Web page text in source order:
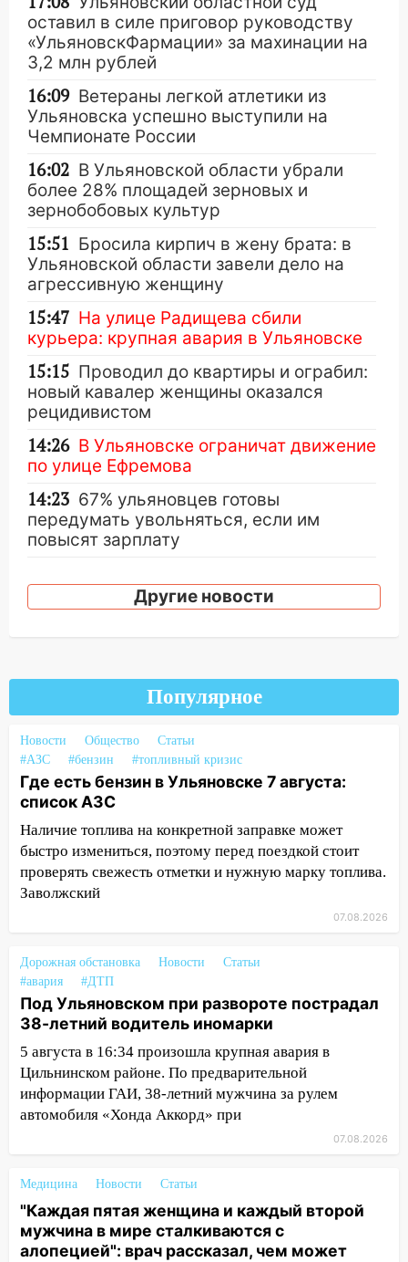
оставил в силе приговор руководству
«УльяновскФармации» за махинации на
3,2 млн рублей
16:09 Ветераны легкой атлетики из
Ульяновска успешно выступили на
Чемпионате России
16:02 В Ульяновской области убрали
более 28% площадей зерновых и
зернобобовых культур
15:51 Бросила кирпич в жену брата: в
Ульяновской области завели дело на
агрессивную женщину
15:47 На улице Радищева сбили
курьера: крупная авария в Ульяновске
15:15 Проводил до квартиры и ограбил:
новый кавалер женщины оказался
рецидивистом
14:26 В Ульяновске ограничат движение
по улице Ефремова
14:23 67% ульяновцев готовы
передумать увольняться, если им
повысят зарплату
более 4,6 миллиона рублей: перед
судом предстанет банда
В суде защитили репутацию
мужчины, которого необоснованно
обвиняли в жестоком обращении с
животными
12:28
Миллион на «льготниках»: в
Ульяновской области перевозчик
провернул хитрую схему с чужими
проездными
12:10 Ульяновский алиментщик накопил
опасность» на территории Ульяновской
области
11:30 Кабмин РФ разрешил до 1 июля
2027 года импорт, выпуск и обращение
бензина Евро 2, Евро 3, Евро 4
11:12 Соцсети: на Рябикова автомобиль
врезался в забор
Где есть бензин в Ульяновске
10:16
объявлена ракетная опасность
10:00 В Старомайнском районе утонул
Другие новости
Популярное
Новости Общество
Статьи
#АЗС
#бензин #топливный кризис
Где есть бензин в Ульяновске 7 августа:
список АЗС
Наличие топлива на конкретной заправке может
быстро измениться, поэтому перед поездкой стоит
проверять свежесть отметки и нужную марку топлива.
Заволжский
07.08.2026
Дорожная обстановка Новости
Статьи
#авария
#ДТП
Под Ульяновском при развороте пострадал
38-летний водитель иномарки
5 августа в 16:34 произошла крупная авария в
Цильнинском районе. По предварительной
информации ГАИ, 38-летний мужчина за рулем
автомобиля «Хонда Аккорд» при
07.08.2026
Медицина Новости Статьи
"Каждая пятая женщина и каждый второй
мужчина в мире сталкиваются с
алопецией": врач рассказал, чем может